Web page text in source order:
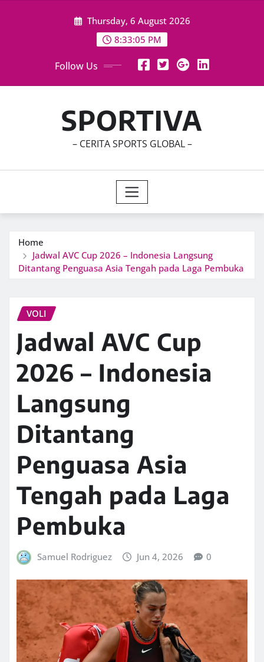
Thursday, 6 August 2026
8:33:07 PM
Follow Us
SPORTIVA
– CERITA SPORTS GLOBAL –
Home
Jadwal AVC Cup 2026 – Indonesia Langsung
Ditantang Penguasa Asia Tengah pada Laga Pembuka
VOLI
Jadwal AVC Cup
2026 – Indonesia
Langsung
Ditantang
Penguasa Asia
Tengah pada Laga
Pembuka
Samuel Rodriguez Jun 4, 2026 0